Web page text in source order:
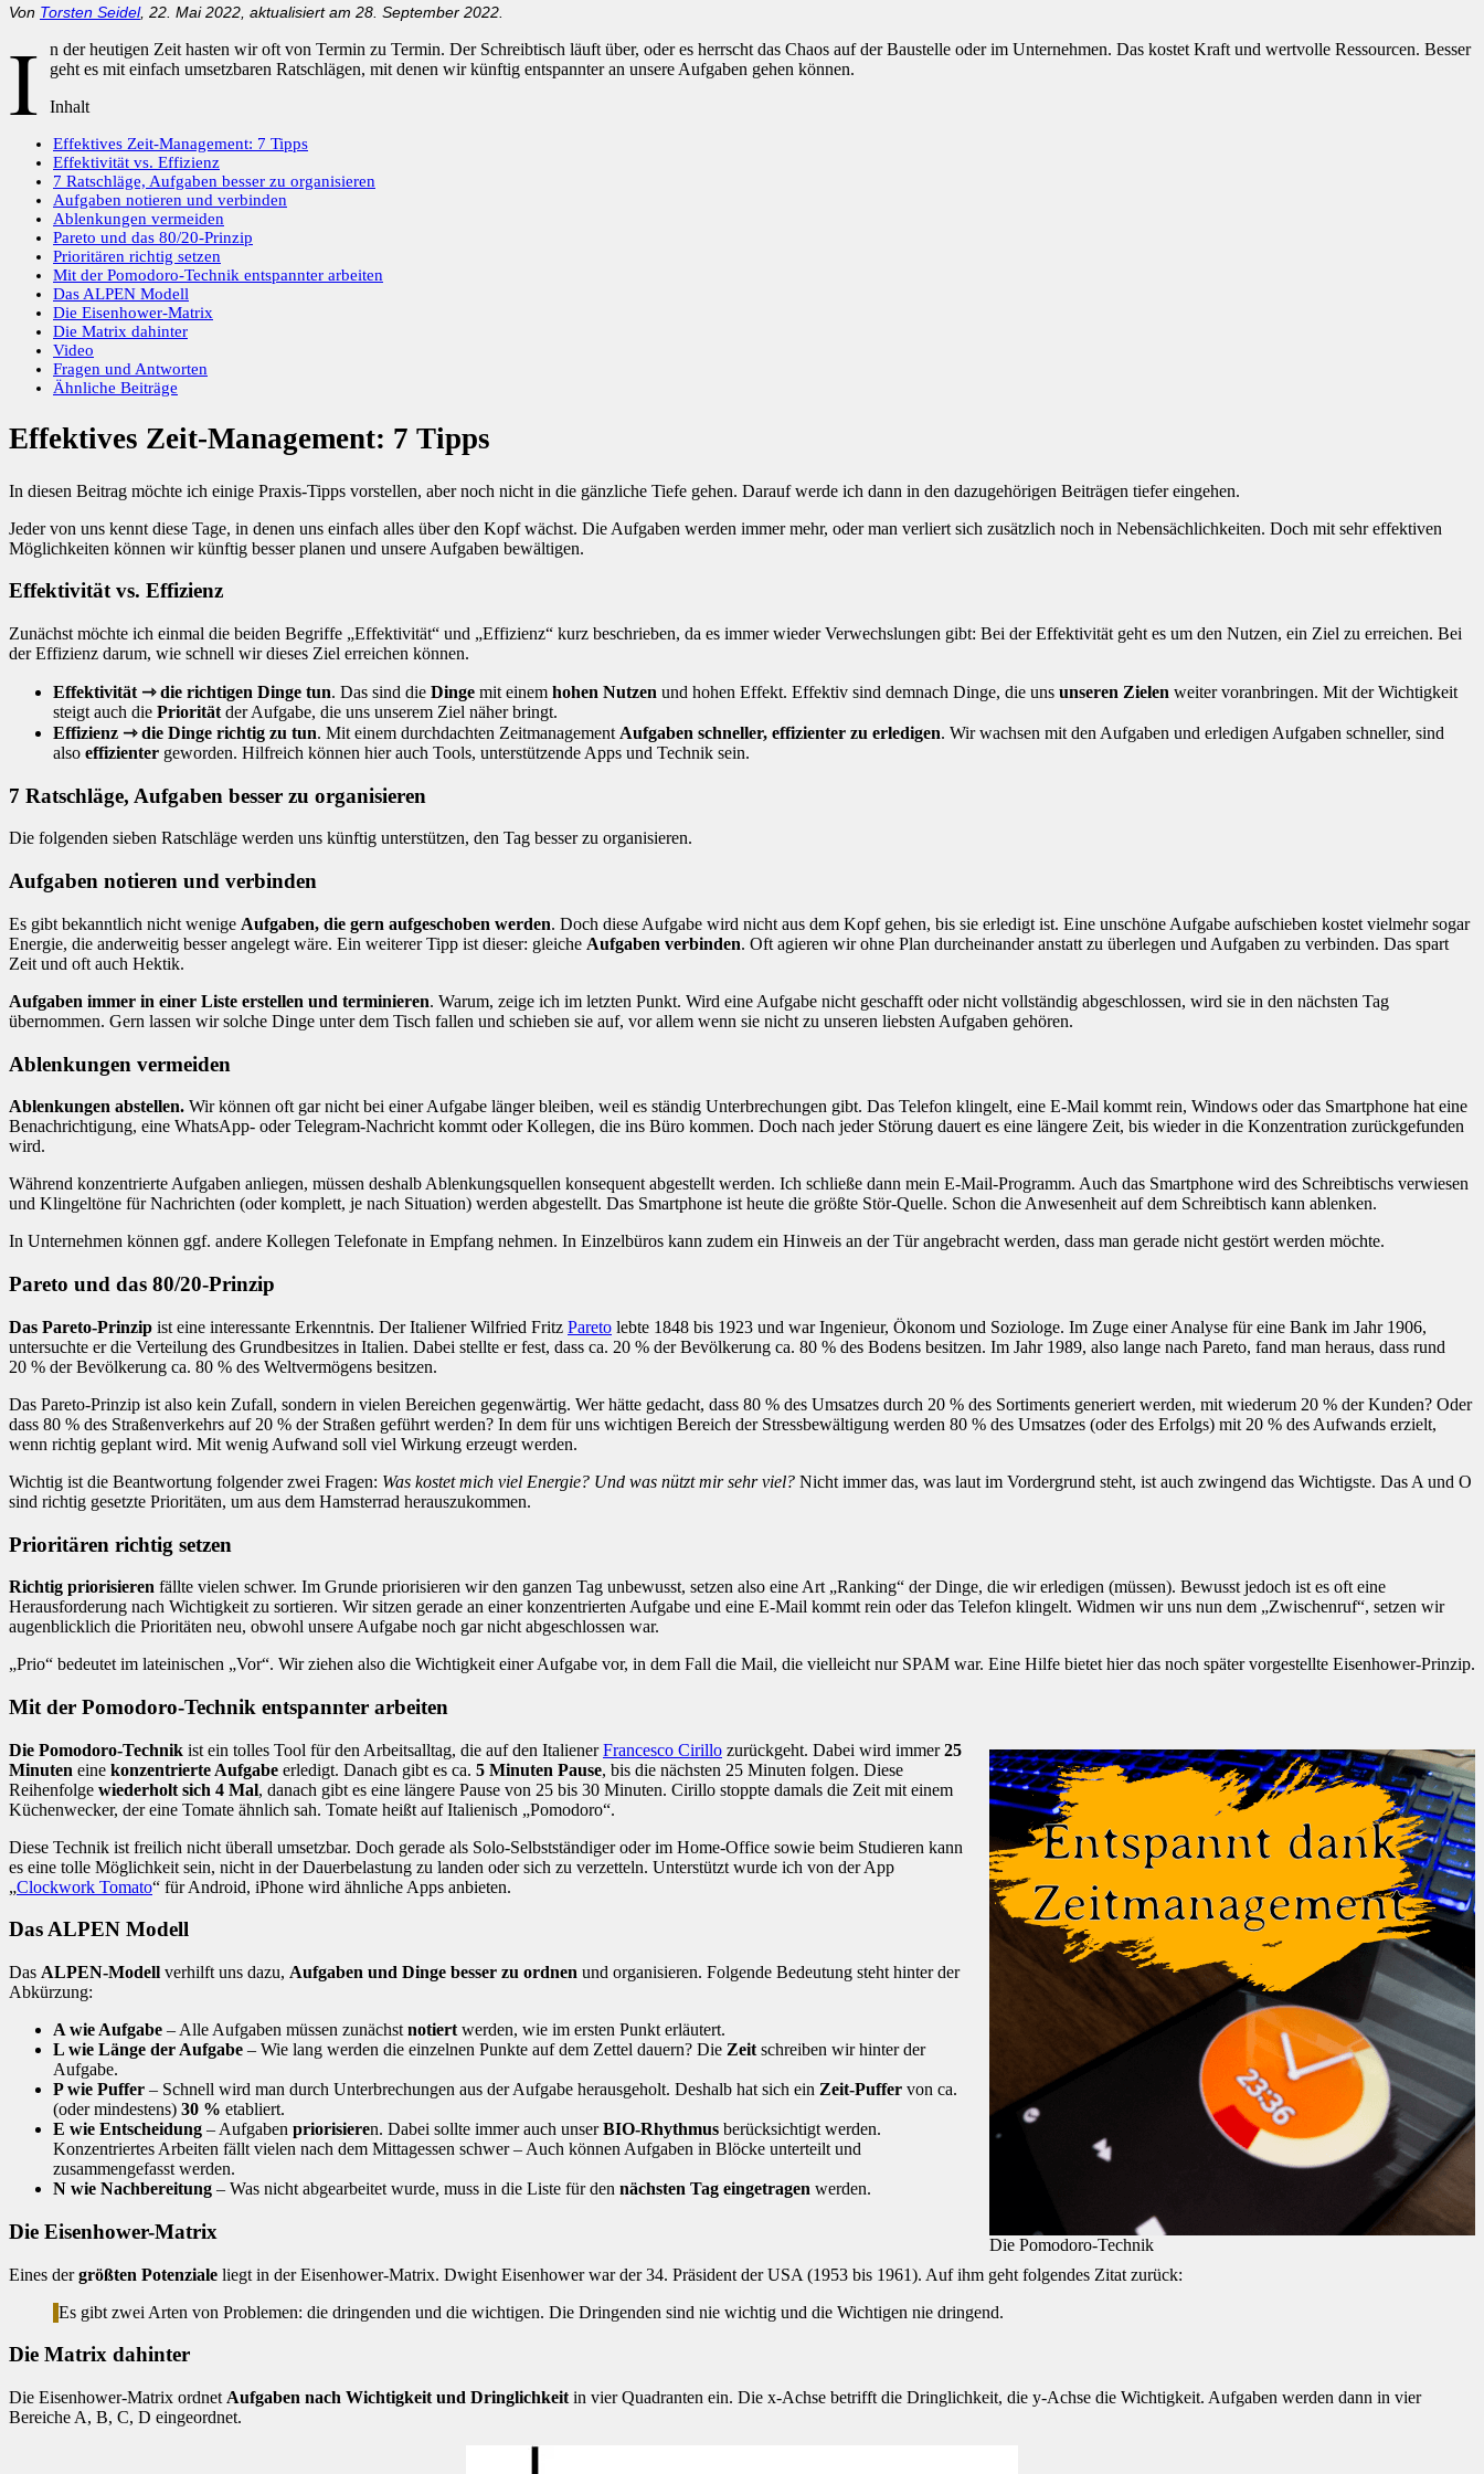
Von Torsten Seidel, 22. Mai 2022, aktualisiert am 28. September 2022.
I
n der heutigen Zeit hasten wir oft von Termin zu Termin. Der Schreibtisch läuft über, oder es herrscht das Chaos auf der Baustelle oder im Unternehmen. Das kostet Kraft und wertvolle Ressourcen. Besser
geht es mit einfach umsetzbaren Ratschlägen, mit denen wir künftig entspannter an unsere Aufgaben gehen können.
Inhalt
Effektives Zeit-Management: 7 Tipps
Effektivität vs. Effizienz
7 Ratschläge, Aufgaben besser zu organisieren
Aufgaben notieren und verbinden
Ablenkungen vermeiden
Pareto und das 80/20-Prinzip
Prioritären richtig setzen
Mit der Pomodoro-Technik entspannter arbeiten
Das ALPEN Modell
Die Eisenhower-Matrix
Die Matrix dahinter
Video
Fragen und Antworten
Ähnliche Beiträge
Effektives Zeit-Management: 7 Tipps
In diesen Beitrag möchte ich einige Praxis-Tipps vorstellen, aber noch nicht in die gänzliche Tiefe gehen. Darauf werde ich dann in den dazugehörigen Beiträgen tiefer eingehen.
Jeder von uns kennt diese Tage, in denen uns einfach alles über den Kopf wächst. Die Aufgaben werden immer mehr, oder man verliert sich zusätzlich noch in Nebensächlichkeiten. Doch mit sehr effektiven
Möglichkeiten können wir künftig besser planen und unsere Aufgaben bewältigen.
Effektivität vs. Effizienz
Zunächst möchte ich einmal die beiden Begriffe „Effektivität“ und „Effizienz“ kurz beschrieben, da es immer wieder Verwechslungen gibt: Bei der Effektivität geht es um den Nutzen, ein Ziel zu erreichen. Bei
der Effizienz darum, wie schnell wir dieses Ziel erreichen können.
Effektivität ⇾ die richtigen Dinge tun. Das sind die Dinge mit einem hohen Nutzen und hohen Effekt. Effektiv sind demnach Dinge, die uns unseren Zielen weiter voranbringen. Mit der Wichtigkeit
steigt auch die Priorität der Aufgabe, die uns unserem Ziel näher bringt.
Effizienz ⇾ die Dinge richtig zu tun. Mit einem durchdachten Zeitmanagement Aufgaben schneller, effizienter zu erledigen. Wir wachsen mit den Aufgaben und erledigen Aufgaben schneller, sind
also effizienter geworden. Hilfreich können hier auch Tools, unterstützende Apps und Technik sein.
7 Ratschläge, Aufgaben besser zu organisieren
Die folgenden sieben Ratschläge werden uns künftig unterstützen, den Tag besser zu organisieren.
Aufgaben notieren und verbinden
Es gibt bekanntlich nicht wenige Aufgaben, die gern aufgeschoben werden. Doch diese Aufgabe wird nicht aus dem Kopf gehen, bis sie erledigt ist. Eine unschöne Aufgabe aufschieben kostet vielmehr sogar
Energie, die anderweitig besser angelegt wäre. Ein weiterer Tipp ist dieser: gleiche Aufgaben verbinden. Oft agieren wir ohne Plan durcheinander anstatt zu überlegen und Aufgaben zu verbinden. Das spart
Zeit und oft auch Hektik.
Aufgaben immer in einer Liste erstellen und terminieren. Warum, zeige ich im letzten Punkt. Wird eine Aufgabe nicht geschafft oder nicht vollständig abgeschlossen, wird sie in den nächsten Tag
übernommen. Gern lassen wir solche Dinge unter dem Tisch fallen und schieben sie auf, vor allem wenn sie nicht zu unseren liebsten Aufgaben gehören.
Ablenkungen vermeiden
Ablenkungen abstellen. Wir können oft gar nicht bei einer Aufgabe länger bleiben, weil es ständig Unterbrechungen gibt. Das Telefon klingelt, eine E-Mail kommt rein, Windows oder das Smartphone hat eine
Benachrichtigung, eine WhatsApp- oder Telegram-Nachricht kommt oder Kollegen, die ins Büro kommen. Doch nach jeder Störung dauert es eine längere Zeit, bis wieder in die Konzentration zurückgefunden
wird.
Während konzentrierte Aufgaben anliegen, müssen deshalb Ablenkungsquellen konsequent abgestellt werden. Ich schließe dann mein E-Mail-Programm. Auch das Smartphone wird des Schreibtischs verwiesen
und Klingeltöne für Nachrichten (oder komplett, je nach Situation) werden abgestellt. Das Smartphone ist heute die größte Stör-Quelle. Schon die Anwesenheit auf dem Schreibtisch kann ablenken.
In Unternehmen können ggf. andere Kollegen Telefonate in Empfang nehmen. In Einzelbüros kann zudem ein Hinweis an der Tür angebracht werden, dass man gerade nicht gestört werden möchte.
Pareto und das 80/20-Prinzip
Das Pareto-Prinzip ist eine interessante Erkenntnis. Der Italiener Wilfried Fritz Pareto lebte 1848 bis 1923 und war Ingenieur, Ökonom und Soziologe. Im Zuge einer Analyse für eine Bank im Jahr 1906,
untersuchte er die Verteilung des Grundbesitzes in Italien. Dabei stellte er fest, dass ca. 20 % der Bevölkerung ca. 80 % des Bodens besitzen. Im Jahr 1989, also lange nach Pareto, fand man heraus, dass rund
20 % der Bevölkerung ca. 80 % des Weltvermögens besitzen.
Das Pareto-Prinzip ist also kein Zufall, sondern in vielen Bereichen gegenwärtig. Wer hätte gedacht, dass 80 % des Umsatzes durch 20 % des Sortiments generiert werden, mit wiederum 20 % der Kunden? Oder
dass 80 % des Straßenverkehrs auf 20 % der Straßen geführt werden? In dem für uns wichtigen Bereich der Stressbewältigung werden 80 % des Umsatzes (oder des Erfolgs) mit 20 % des Aufwands erzielt,
wenn richtig geplant wird. Mit wenig Aufwand soll viel Wirkung erzeugt werden.
Wichtig ist die Beantwortung folgender zwei Fragen: Was kostet mich viel Energie? Und was nützt mir sehr viel? Nicht immer das, was laut im Vordergrund steht, ist auch zwingend das Wichtigste. Das A und O
sind richtig gesetzte Prioritäten, um aus dem Hamsterrad herauszukommen.
Prioritären richtig setzen
Richtig priorisieren fällte vielen schwer. Im Grunde priorisieren wir den ganzen Tag unbewusst, setzen also eine Art „Ranking“ der Dinge, die wir erledigen (müssen). Bewusst jedoch ist es oft eine
Herausforderung nach Wichtigkeit zu sortieren. Wir sitzen gerade an einer konzentrierten Aufgabe und eine E-Mail kommt rein oder das Telefon klingelt. Widmen wir uns nun dem „Zwischenruf“, setzen wir
augenblicklich die Prioritäten neu, obwohl unsere Aufgabe noch gar nicht abgeschlossen war.
„Prio“ bedeutet im lateinischen „Vor“. Wir ziehen also die Wichtigkeit einer Aufgabe vor, in dem Fall die Mail, die vielleicht nur SPAM war. Eine Hilfe bietet hier das noch später vorgestellte Eisenhower-Prinzip.
Mit der Pomodoro-Technik entspannter arbeiten
Die Pomodoro-Technik
Die Pomodoro-Technik ist ein tolles Tool für den Arbeitsalltag, die auf den ItalienerFrancesco Cirillo zurückgeht. Dabei wird immer25
Minuten eine konzentrierte Aufgabe erledigt. Danach gibt es ca. 5 Minuten Pause, bis die nächsten 25 Minuten folgen. Diese
Reihenfolge wiederholt sich 4 Mal, danach gibt es eine längere Pause von 25 bis 30 Minuten. Cirillo stoppte damals die Zeit mit einem
Küchenwecker, der eine Tomate ähnlich sah. Tomate heißt auf Italienisch „Pomodoro“.
Diese Technik ist freilich nicht überall umsetzbar. Doch gerade als Solo-Selbstständiger oder im Home-Office sowie beim Studieren kann
es eine tolle Möglichkeit sein, nicht in der Dauerbelastung zu landen oder sich zu verzetteln. Unterstützt wurde ich von der App
„Clockwork Tomato“ für Android, iPhone wird ähnliche Apps anbieten.
Das ALPEN Modell
Das ALPEN-Modell verhilft uns dazu, Aufgaben und Dinge besser zu ordnen und organisieren. Folgende Bedeutung steht hinter der
Abkürzung:
A wie Aufgabe – Alle Aufgaben müssen zunächst notiert werden, wie im ersten Punkt erläutert.
L wie Länge der Aufgabe – Wie lang werden die einzelnen Punkte auf dem Zettel dauern? Die Zeit schreiben wir hinter der
Aufgabe.
P wie Puffer – Schnell wird man durch Unterbrechungen aus der Aufgabe herausgeholt. Deshalb hat sich ein Zeit-Puffer von ca.
(oder mindestens) 30 % etabliert.
E wie Entscheidung – Aufgaben priorisieren. Dabei sollte immer auch unserBIO-Rhythmus berücksichtigt werden.
Konzentriertes Arbeiten fällt vielen nach dem Mittagessen schwer – Auch können Aufgaben in Blöcke unterteilt und
zusammengefasst werden.
N wie Nachbereitung – Was nicht abgearbeitet wurde, muss in die Liste für den nächsten Tag eingetragen werden.
Die Eisenhower-Matrix
Eines dergrößten Potenziale liegt in der Eisenhower-Matrix. Dwight Eisenhower war der 34. Präsident der USA (1953 bis 1961). Auf ihm geht folgendes Zitat zurück:
Es gibt zwei Arten von Problemen: die dringenden und die wichtigen. Die Dringenden sind nie wichtig und die Wichtigen nie dringend.
Die Matrix dahinter
Die Eisenhower-Matrix ordnet Aufgaben nach Wichtigkeit und Dringlichkeit in vier Quadranten ein. Die x-Achse betrifft die Dringlichkeit, die y-Achse die Wichtigkeit. Aufgaben werden dann in vier
Bereiche A, B, C, D eingeordnet.